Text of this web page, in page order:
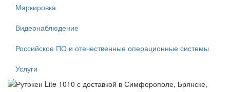
Маркировка
Видеонаблюдение
Российское ПО и отечественные операционные системы
Услуги